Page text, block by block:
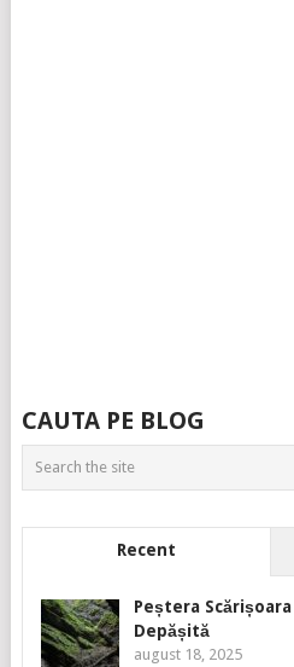
CAUTA PE BLOG
Recent
Peștera
Depășită
august 18, 2025